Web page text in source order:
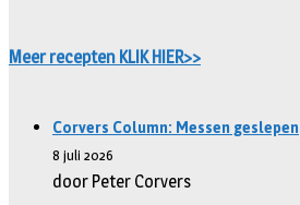
Meer recepten KLIK HIER>>
Corvers Column: Messen geslepen
8 juli 2026
door Peter Corvers